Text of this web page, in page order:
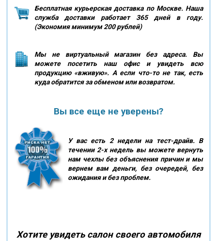
Бесплатная курьерская доставка по Москве. Наша
служба доставки работает 365 дней в году.
(Экономия минимум 200 рублей)
Мы не виртуальный магазин без адреса. Вы
можете посетить наш офис и увидеть всю
продукцию «вживую». А если что-то не так, есть
куда обратится за обменом или возвратом.
Вы все еще не уверены?
У вас есть 2 недели на тест-драйв. В
течении 2-х недель вы можете вернуть
нам чехлы без объяснения причин и мы
вернем вам деньги, без очередей, без
ожидания и без проблем.
Хотите увидеть салон своего автомобиля